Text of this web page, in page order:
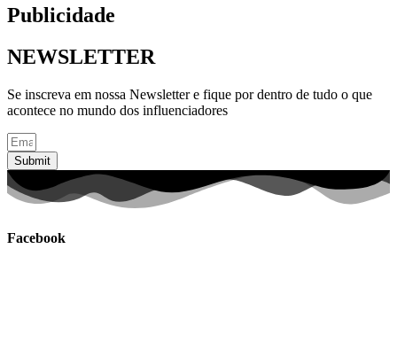
Publicidade
NEWSLETTER
Se inscreva em nossa Newsletter e fique por dentro de tudo o que
acontece no mundo dos influenciadores
Submit
Facebook